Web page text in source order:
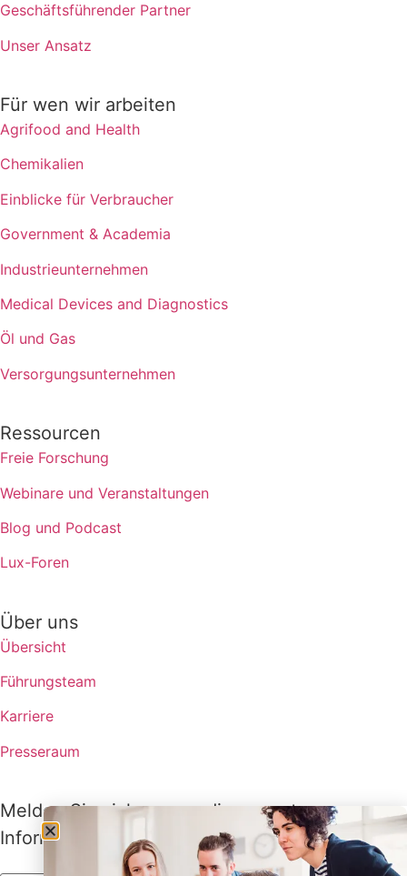
Geschäftsführender Partner
Unser Ansatz
Für wen wir arbeiten
Agrifood and Health
Chemikalien
Einblicke für Verbraucher
Government & Academia
Industrieunternehmen
Medical Devices and Diagnostics
Öl und Gas
Versorgungsunternehmen
Ressourcen
Freie Forschung
Webinare und Veranstaltungen
Blog und Podcast
Lux-Foren
Über uns
Übersicht
Führungsteam
Karriere
Presseraum
Melden Sie sich an, um die neuesten
Informationen von Lux zu erhalten